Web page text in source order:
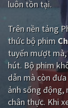
Bí ẩn
Viễn Tây
GameShow
QUỐC GIA
luôn tồn tại.
Trên nền tảng
thức bộ phim
tuyến mượt mà,
hút. Bộ phim
dẫn mà còn
ảnh sống động,
chân thực. Khi